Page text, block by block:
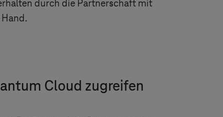
durch die Partnerschaft mit
Cloud zugreifen